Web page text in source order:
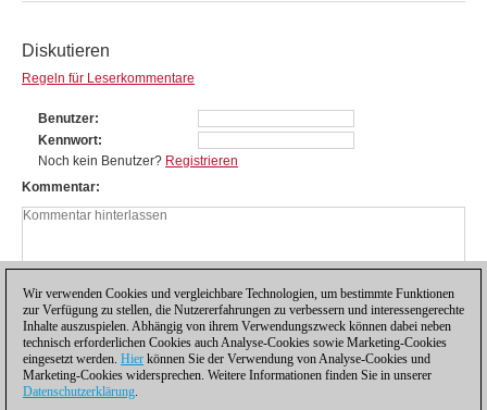
Diskutieren
Regeln für Leserkommentare
Benutzer
Kennwort
Noch kein Benutzer? Registrieren
Kommentar
Wir verwenden Cookies und vergleichbare Technologien, um bestimmte Funktionen
zur Verfügung zu stellen, die Nutzererfahrungen zu verbessern und interessengerechte
Inhalte auszuspielen. Abhängig von ihrem Verwendungszweck können dabei neben
technisch erforderlichen Cookies auch Analyse-Cookies sowie Marketing-Cookies
eingesetzt werden. Hier können Sie der Verwendung von Analyse-Cookies und
Marketing-Cookies widersprechen. Weitere Informationen finden Sie in unserer
Datenschutzerklärung.